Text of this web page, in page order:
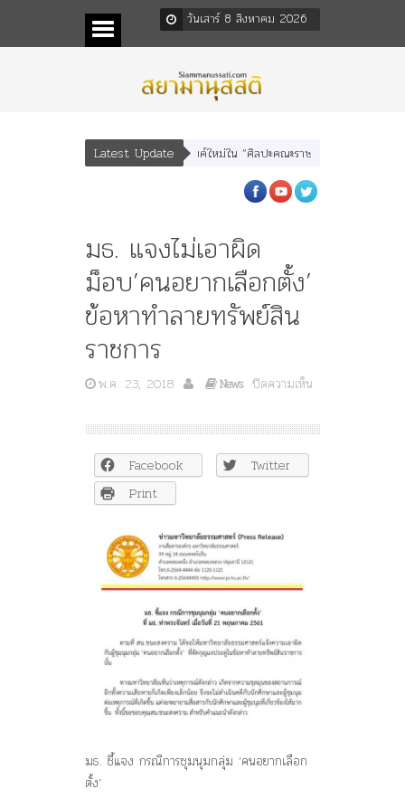
วันเสาร์ 8 สิงหาคม 2026
Latest Update
พบุตร” และ “เทพีรัฐธรรมนูญ” เทพองค์ใหม่ใน “ศิลปะคณะราษฎร”
มธ. แจงไม่เอาผิด
ม็อบ’คนอยากเลือกตั้ง’
ข้อหาทำลายทรัพย์สิน
ราชการ
พ.ค. 23, 2018 News ปิดความเห็น
มธ.
แจง
ไม่
เอาผิด
ม็อบ’คน
อยาก
ข้อหา
ทำลาย
Facebook
Twitter
Print
มธ. ชี้แจง กรณีการชุมนุมกลุ่ม ‘คนอยากเลือก
ตั้ง’